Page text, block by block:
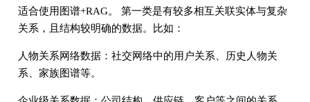
适合使用图谱+RAG。 第一类是有较多相互关联实体与复杂
关系，且结构较明确的数据。比如：
人物关系网络数据：社交网络中的用户关系、历史人物关
系、家族图谱等。